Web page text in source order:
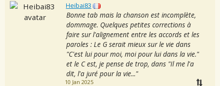
Heibai83
Bonne tab mais la chanson est incomplète,
dommage. Quelques petites corrections à
faire sur l'alignement entre les accords et les
paroles : Le G serait mieux sur le vie dans
"C'est lui pour moi, moi pour lui dans la vie."
et le C est, je pense de trop, dans "Il me l'a
dit, l'a juré pour la vie..."
10 Jan 2025